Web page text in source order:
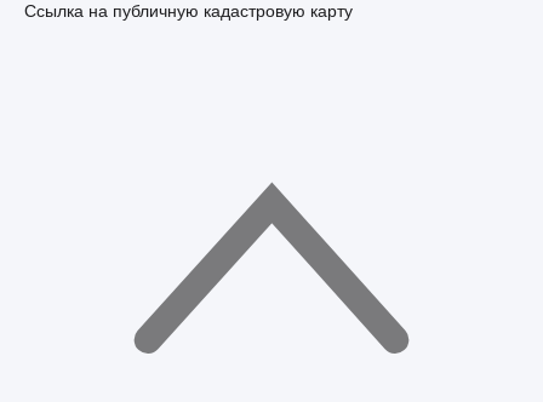
Ссылка на публичную кадастровую карту